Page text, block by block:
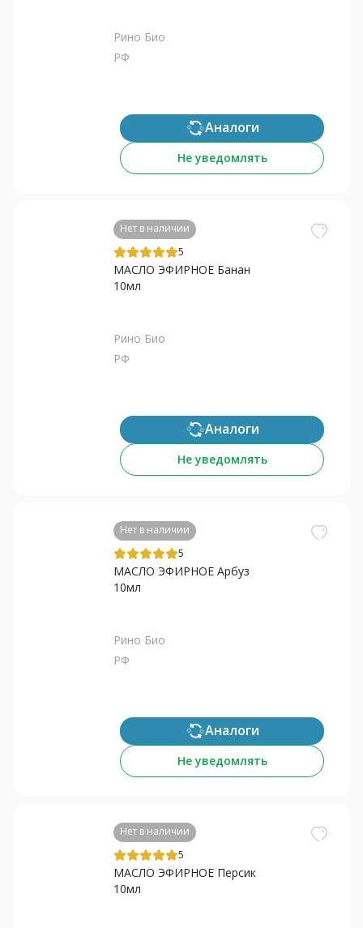
Рино Био
РФ
Аналоги
Не уведомлять
Нет в наличии
5
МАСЛО ЭФИРНОЕ Банан
10мл
Рино Био
РФ
Аналоги
Не уведомлять
Нет в наличии
5
МАСЛО ЭФИРНОЕ Арбуз
10мл
Рино Био
РФ
Аналоги
Не уведомлять
Нет в наличии
5
МАСЛО ЭФИРНОЕ Персик
10мл